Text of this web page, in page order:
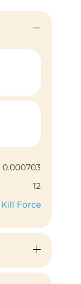
0.000703
12
Kill Force